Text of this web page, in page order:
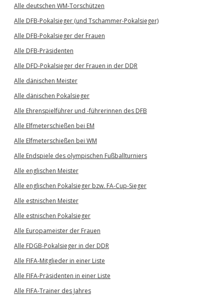
Alle deutschen WM-Torschützen
Alle DFB-Pokalsieger (und Tschammer-Pokalsieger)
Alle DFB-Pokalsieger der Frauen
Alle DFB-Präsidenten
Alle DFD-Pokalsieger der Frauen in der DDR
Alle dänischen Meister
Alle dänischen Pokalsieger
Alle Ehrenspielführer und -führerinnen des DFB
Alle Elfmeterschießen bei EM
Alle Elfmeterschießen bei WM
Alle Endspiele des olympischen Fußballturniers
Alle englischen Meister
Alle englischen Pokalsieger bzw. FA-Cup-Sieger
Alle estnischen Meister
Alle estnischen Pokalsieger
Alle Europameister der Frauen
Alle FDGB-Pokalsieger in der DDR
Alle FIFA-Mitglieder in einer Liste
Alle FIFA-Präsidenten in einer Liste
Alle FIFA-Trainer des Jahres